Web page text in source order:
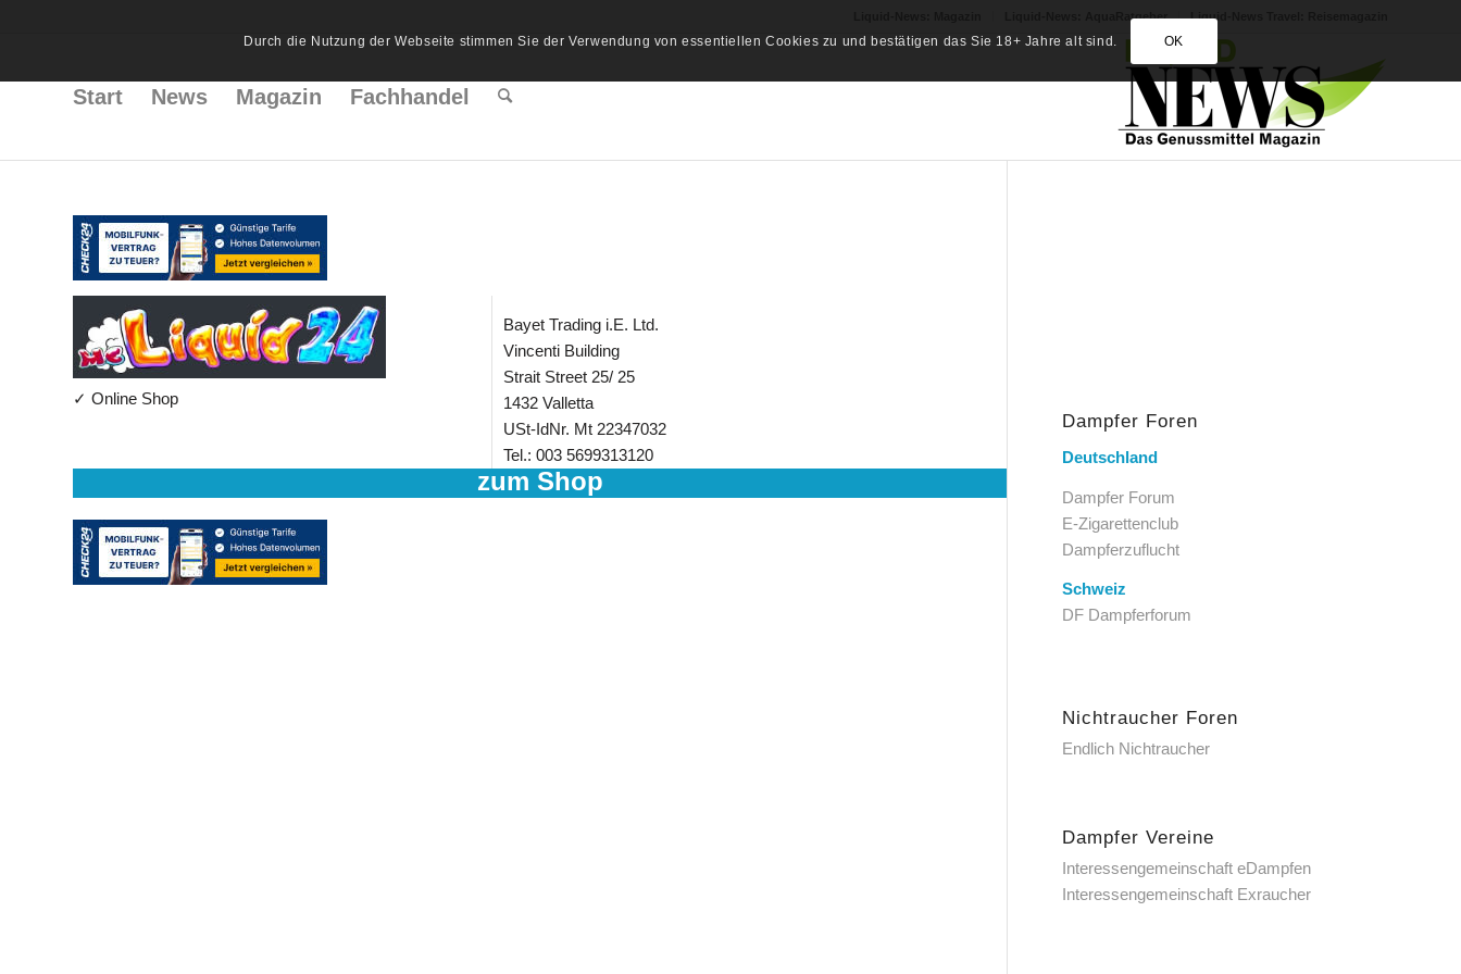
Liquid-News: AquaRatgeber Liquid-News Travel: Reisemagazin
Start News Magazin Fachhandel
✓ Online Shop
Bayet Trading i.E. Ltd.
Vincenti Building
Strait Street 25/ 25
1432 Valletta
USt-IdNr. Mt 22347032
Tel.: 003 5699313120
zum Shop
Dampfer Foren
Deutschland
Dampfer Forum
E-Zigarettenclub
Dampferzuflucht
Schweiz
DF Dampferforum
Nichtraucher Foren
Endlich Nichtraucher
Dampfer Vereine
Interessengemeinschaft eDampfen
Interessengemeinschaft Exraucher
Durch die Nutzung der Webseite stimmen Sie der Verwendung von essentiellen Cookies zu und bestätigen das Sie 18+ Jahre alt sind. OK